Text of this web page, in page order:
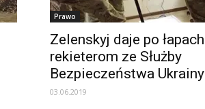
Prawo
Zelenskyj daje po łapach
rekieterom ze Służby
Bezpieczeństwa Ukrainy
03.06.2019